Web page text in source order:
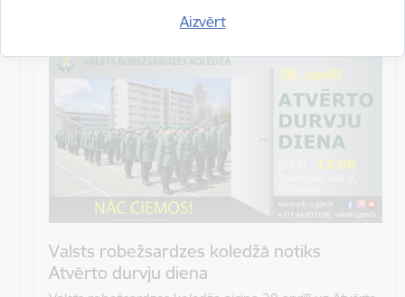
Aizvērt
Valsts robežsardzes koledžā notiks
Atvērto durvju diena